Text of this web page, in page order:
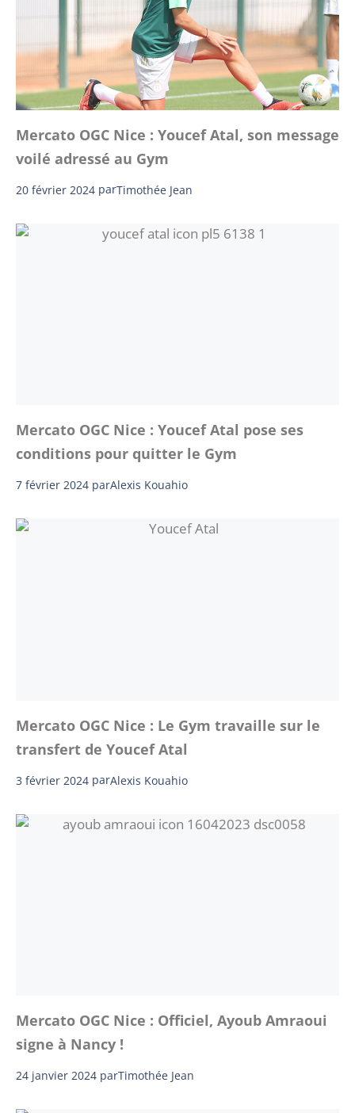
Mercato OGC Nice : Youcef Atal, son message
voilé adressé au Gym
20 février 2024 parTimothée Jean
Mercato OGC Nice : Youcef Atal pose ses
conditions pour quitter le Gym
7 février 2024 parAlexis Kouahio
Mercato OGC Nice : Le Gym travaille sur le
transfert de Youcef Atal
3 février 2024 parAlexis Kouahio
Mercato OGC Nice : Officiel, Ayoub Amraoui
signe à Nancy !
24 janvier 2024 parTimothée Jean